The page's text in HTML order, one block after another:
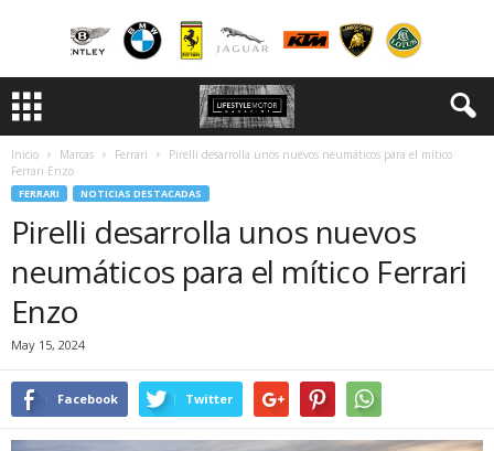
Inicio Marcas Ferrari
Pirelli desarrolla unos nuevos neumáticos para el mítico
Ferrari Enzo
FERRARI NOTICIAS DESTACADAS
Pirelli desarrolla unos nuevos
neumáticos para el mítico Ferrari
Enzo
May 15, 2024
Facebook Twitter